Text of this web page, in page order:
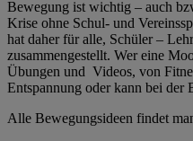
Bewegung ist wichtig – auch
Krise ohne Schul- und
hat daher für alle, Schüler –
zusammengestellt. Wer eine
Übungen und Videos, von
Entspannung oder kann bei der
Alle Bewegungsideen findet